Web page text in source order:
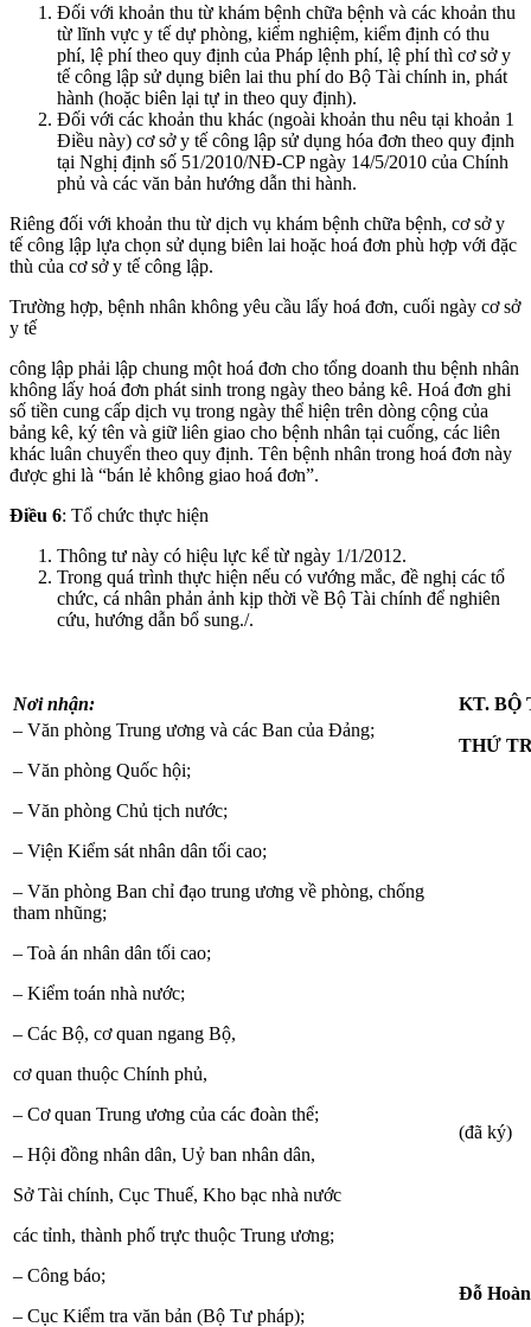
Đối với khoản thu từ khám bệnh chữa bệnh và các khoản thu
từ lĩnh vực y tế dự phòng, kiểm nghiệm, kiểm định có thu
phí, lệ phí theo quy định của Pháp lệnh phí, lệ phí thì cơ sở y
tế công lập sử dụng biên lai thu phí do Bộ Tài chính in, phát
hành (hoặc biên lại tự in theo quy định).
Đối với các khoản thu khác (ngoài khoản thu nêu tại khoản 1
Điều này) cơ sở y tế công lập sử dụng hóa đơn theo quy định
tại Nghị định số 51/2010/NĐ-CP ngày 14/5/2010 của Chính
phủ và các văn bản hướng dẫn thi hành.
Riêng đối với khoản thu từ dịch vụ khám bệnh chữa bệnh, cơ sở y
tế công lập lựa chọn sử dụng biên lai hoặc hoá đơn phù hợp với đặc
thù của cơ sở y tế công lập.
Trường hợp, bệnh nhân không yêu cầu lấy hoá đơn, cuối ngày cơ sở
y tế
công lập phải lập chung một hoá đơn cho tổng doanh thu bệnh nhân
không lấy hoá đơn phát sinh trong ngày theo bảng kê. Hoá đơn ghi
số tiền cung cấp dịch vụ trong ngày thể hiện trên dòng cộng của
bảng kê, ký tên và giữ liên giao cho bệnh nhân tại cuống, các liên
khác luân chuyển theo quy định. Tên bệnh nhân trong hoá đơn này
được ghi là “bán lẻ không giao hoá đơn”.
Điều 6: Tổ chức thực hiện
Thông tư này có hiệu lực kể từ ngày 1/1/2012.
Trong quá trình thực hiện nếu có vướng mắc, đề nghị các tổ
chức, cá nhân phản ảnh kịp thời về Bộ Tài chính để nghiên
cứu, hướng dẫn bổ sung./.
Nơi nhận:
KT. BỘ
– Văn phòng Trung ương và các Ban của Đảng;
– Văn phòng Quốc hội;
– Văn phòng Chủ tịch nước;
– Viện Kiểm sát nhân dân tối cao;
– Văn phòng Ban chỉ đạo trung ương về phòng, chống
tham nhũng;
– Toà án nhân dân tối cao;
– Kiểm toán nhà nước;
– Các Bộ, cơ quan ngang Bộ,
cơ quan thuộc Chính phủ,
– Cơ quan Trung ương của các đoàn thể;
– Hội đồng nhân dân, Uỷ ban nhân dân,
Sở Tài chính, Cục Thuế, Kho bạc nhà nước
các tỉnh, thành phố trực thuộc Trung ương;
– Công báo;
– Cục Kiểm tra văn bản (Bộ Tư pháp);
THỨ
(đã ký)
Đỗ